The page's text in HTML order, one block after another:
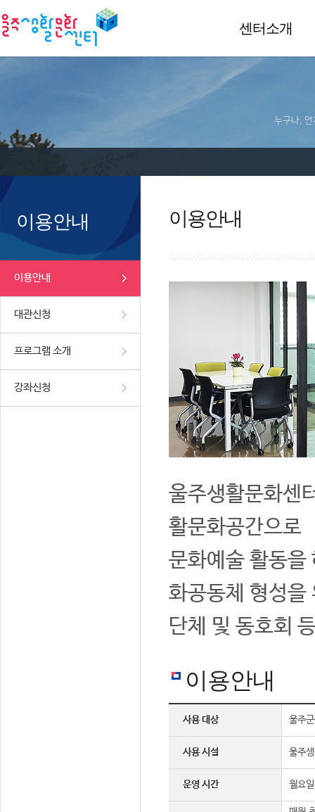
센터소개
누구나, 언
이용안내
이용안내
대관신청
프로그램 소개
강좌신청
이용안내
울주생활문화센
활문화공간으로
문화예술 활동을
화공동체 형성을
단체 및 동호회
이용안내
사용 대상 울주
사용 시설 울주
운영 시간 월요